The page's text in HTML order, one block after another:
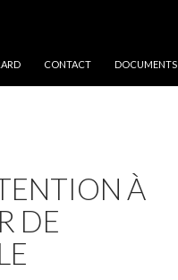
CONTACT DOCUMENTS
À
DE